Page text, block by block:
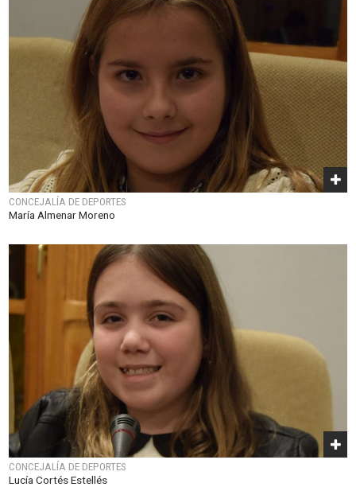
CONCEJALÍA DE DEPORTES
María Almenar Moreno
CONCEJALÍA DE DEPORTES
Lucía Cortés Estellés